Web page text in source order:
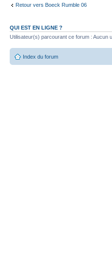
Retour vers Boeck Rumble 06
QUI EST EN LIGNE ?
Utilisateur(s) parcourant ce forum : Aucun
Index du forum